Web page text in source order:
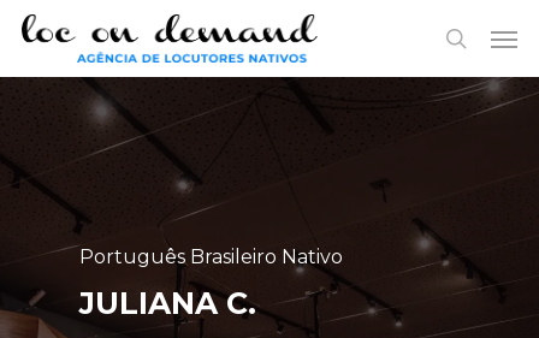
Skip
main
search
Português Brasileiro Nativo
JULIANA C.